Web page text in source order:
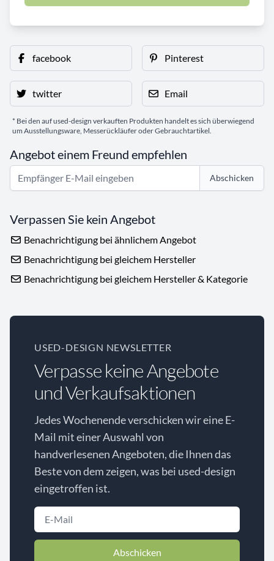
facebook Pinterest
twitter Email
* Bei den auf used-design verkauften Produkten handelt es sich überwiegend
um Ausstellungsware, Messerückläufer oder Gebrauchtartikel.
Angebot einem Freund empfehlen
Abschicken
Verpassen Sie kein Angebot
Benachrichtigung bei ähnlichem Angebot
Benachrichtigung bei gleichem Hersteller
Benachrichtigung bei gleichem Hersteller & Kategorie
USED-DESIGN NEWSLETTER
Verpasse keine Angebote
und Verkaufsaktionen
Jedes Wochenende verschicken wir eine E-
Mail mit einer Auswahl von
handverlesenen Angeboten, die Ihnen das
Beste von dem zeigen, was bei used-design
eingetroffen ist.
Abschicken